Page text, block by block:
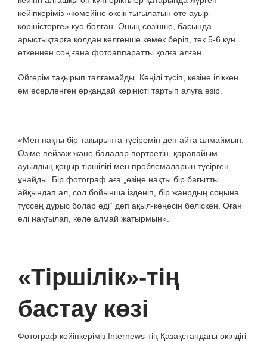
кейіпкеріміз «көмейіне өксік тығылатын өте ауыр
көріністерге» куә болған. Оның сөзінше, басында
арыстықтарға қолдан келгенше көмек беріп, тек 5-6 күн
өткеннен соң ғана фотоаппаратты қолға алған.
Әйгерім тақырып талғамайды. Көңілі түсіп, көзіне іліккен
әм әсерленген әрқандай көріністі тартып алуға әзір.
«Мен нақты бір тақырыпта түсіремін деп айта алмаймын.
Өзіме пейзаж және балалар портретін, қарапайым
ауылдың қоңыр тіршілігі мен проблемаларын түсірген
ұнайды. Бір фотограф аға „өзіңе нақты бір бағытты
айқындап ал, сол бойынша ізденіп, бір жанрдың соңына
түссең дұрыс болар еді“ деп ақыл-кеңесін бөліскен. Оған
әлі нақтылап, келе алмай жатырмын».
«Тіршілік»-тің
бастау көзі
Фотограф кейіпкеріміз Internews-тің Қазақстандағы өкілдігі